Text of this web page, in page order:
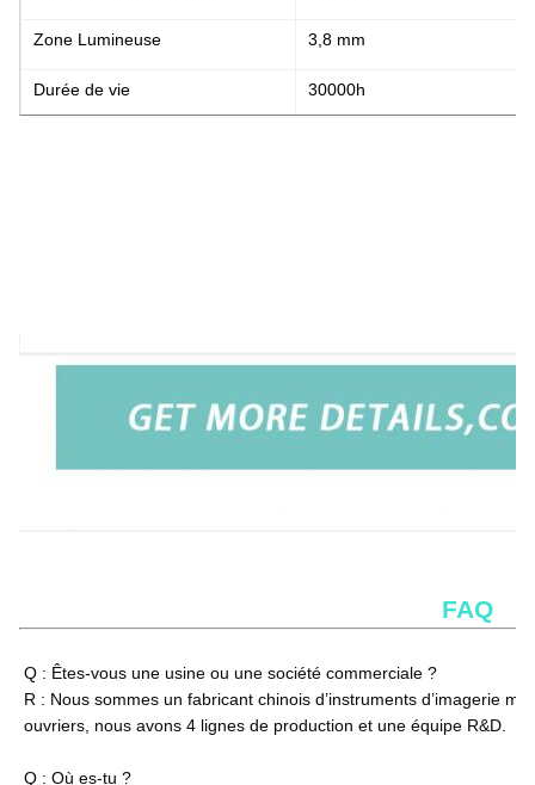
Zone Lumineuse 3,8 mm
Durée de vie 30000h
FAQ
Q : Êtes-vous une usine ou une société commerciale ?
R : Nous sommes un fabricant chinois d’instruments d’imagerie
ouvriers, nous avons 4 lignes de production et une équipe R&D.
Q : Où es-tu ?